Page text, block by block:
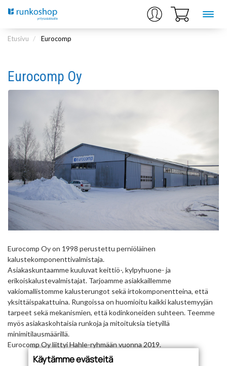
Etusivu Eurocomp
Eurocomp Oy
Eurocomp Oy on 1998 perustettu perniöläinen
kalustekomponenttivalmistaja.
Asiakaskuntaamme kuuluvat keittiö-, kylpyhuone- ja
erikoiskalustevalmistajat. Tarjoamme asiakkaillemme
vakiomallistomme kalusterungot sekä irtokomponentteina, että
yksittäispakattuina. Rungoissa on huomioitu kaikki kalustemyyjän
tarpeet sekä mekanismien, että kodinkoneiden suhteen. Teemme
myös asiakaskohtaisia runkoja ja mitoituksia tietyillä
minimitilausmäärillä.
Eurocomp Oy liittyi Hahle-ryhmään vuonna 2019.
Käytämme evästeitä